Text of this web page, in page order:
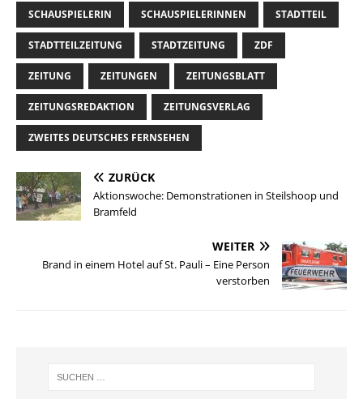
SCHAUSPIELERIN SCHAUSPIELERINNEN STADTTEIL
STADTTEILZEITUNG STADTZEITUNG ZDF
ZEITUNG ZEITUNGEN ZEITUNGSBLATT
ZEITUNGSREDAKTION ZEITUNGSVERLAG
ZWEITES DEUTSCHES FERNSEHEN
ZURÜCK
Aktionswoche: Demonstrationen in Steilshoop und
Bramfeld
WEITER
Brand in einem Hotel auf St. Pauli – Eine Person
verstorben